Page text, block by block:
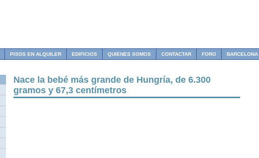
PISOS EN ALQUILER EDIFICIOS QUIENES SOMOS CONTACTAR FORO BARCELONA
Nace la bebé más grande de Hungría, de 6.300
gramos y 67,3 centímetros